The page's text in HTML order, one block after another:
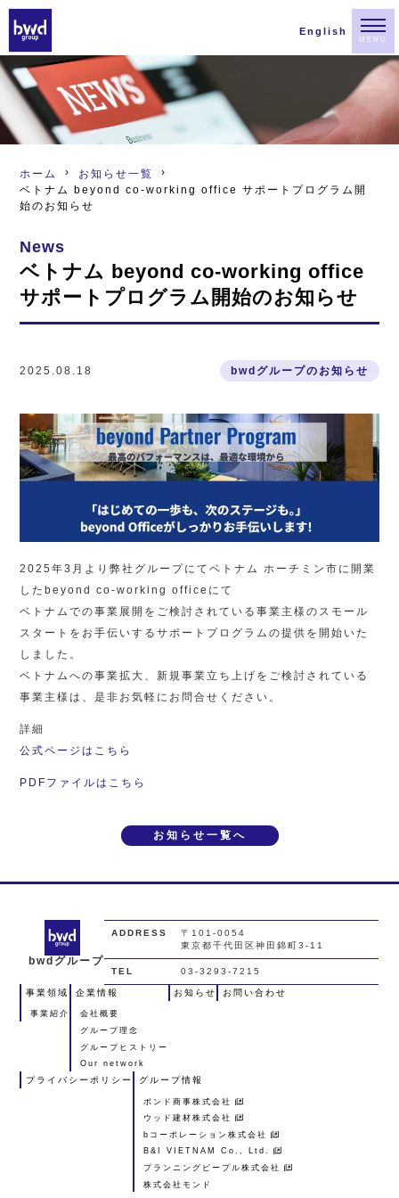
English
MENU
ホーム
お知らせ一覧
ベトナム beyond co-working office サポートプログラム開
始のお知らせ
News
ベトナム beyond co-working office
サポートプログラム開始のお知らせ
2025.08.18 bwdグループのお知らせ
2025年3月より弊社グループにてベトナム ホーチミン市に開業
したbeyond co-working officeにて
ベトナムでの事業展開をご検討されている事業主様のスモール
スタートをお手伝いするサポートプログラムの提供を開始いた
しました。
ベトナムへの事業拡大、新規事業立ち上げをご検討されている
事業主様は、是非お気軽にお問合せください。
詳細
公式ページはこちら
PDFファイルはこちら
お知らせ一覧へ
bwdグループ
ADDRESS
〒101-0054
東京都千代田区神田錦町3-11
TEL 03-3293-7215
事業領域
事業紹介
企業情報
会社概要
グループ理念
グループヒストリー
Our network
お知らせ お問い合わせ
プライバシーポリシー グループ情報
ボンド商事株式会社
ウッド建材株式会社
bコーポレーション株式会社
B&I VIETNAM Co., Ltd.
プランニングピープル株式会社
株式会社モンド